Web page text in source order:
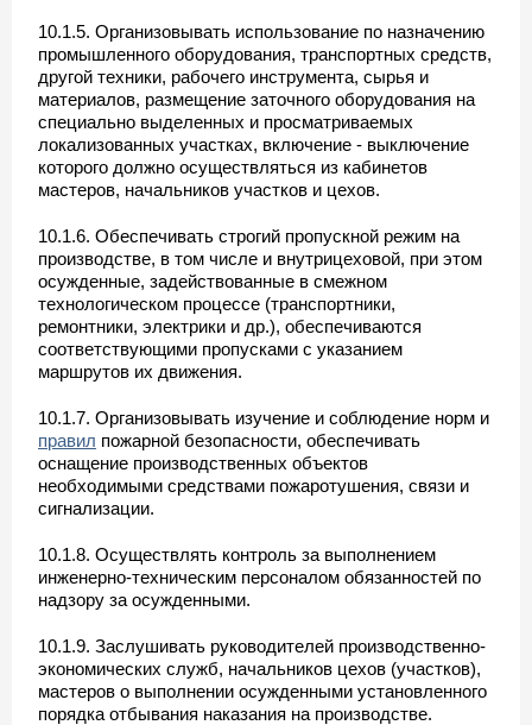
10.1.5. Организовывать использование по назначению
промышленного оборудования, транспортных средств,
другой техники, рабочего инструмента, сырья и
материалов, размещение заточного оборудования на
специально выделенных и просматриваемых
локализованных участках, включение - выключение
которого должно осуществляться из кабинетов
мастеров, начальников участков и цехов.
10.1.6. Обеспечивать строгий пропускной режим на
производстве, в том числе и внутрицеховой, при этом
осужденные, задействованные в смежном
технологическом процессе (транспортники,
ремонтники, электрики и др.), обеспечиваются
соответствующими пропусками с указанием
маршрутов их движения.
10.1.7. Организовывать изучение и соблюдение норм и
правил пожарной безопасности, обеспечивать
оснащение производственных объектов
необходимыми средствами пожаротушения, связи и
сигнализации.
10.1.8. Осуществлять контроль за выполнением
инженерно-техническим персоналом обязанностей по
надзору за осужденными.
10.1.9. Заслушивать руководителей производственно-
экономических служб, начальников цехов (участков),
мастеров о выполнении осужденными установленного
порядка отбывания наказания на производстве.